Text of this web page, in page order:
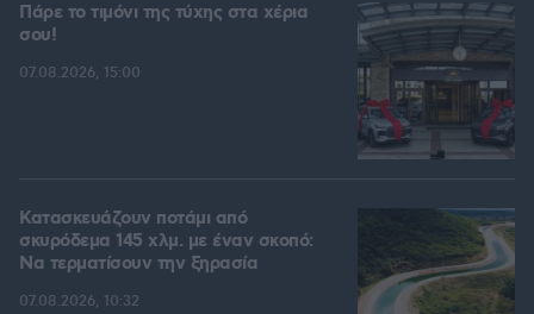
Πάρε το τιμόνι της τύχης στα χέρια
σου!
07.08.2026, 15:00
Κατασκευάζουν ποτάμι από
σκυρόδεμα 145 χλμ. με έναν σκοπό:
Να τερματίσουν την ξηρασία
07.08.2026, 10:32